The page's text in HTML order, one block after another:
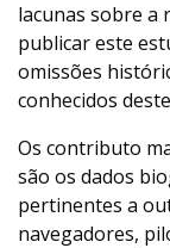
lacunas sobre a
publicar este
omissões
conhecidos
Os contributo
são os dados
pertinentes a
navegadores,